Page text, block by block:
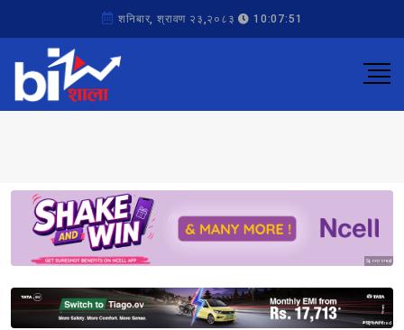
शनिबार, श्रावण २३,२०८३ 10:07:51
Sponsored
Sponsored